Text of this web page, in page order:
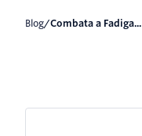
blog/ Combata a Fadiga...